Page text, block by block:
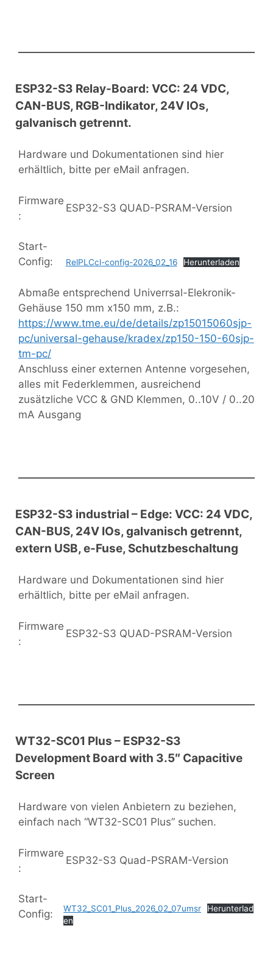
ESP32-S3 Relay-Board: VCC: 24 VDC,
CAN-BUS, RGB-Indikator, 24V IOs,
galvanisch getrennt.
Hardware und Dokumentationen sind hier
erhältlich, bitte per eMail anfragen.
Firmware
:
ESP32-S3 QUAD-PSRAM-Version
Start-
Config:
RelPLCcl-config-2026_02_16 Herunterladen
Abmaße entsprechend Univerrsal-Elekronik-
Gehäuse 150 mm x150 mm, z.B.:
https://www.tme.eu/de/details/zp15015060sjp-
pc/universal-gehause/kradex/zp150-150-60sjp-
tm-pc/
Anschluss einer externen Antenne vorgesehen,
alles mit Federklemmen, ausreichend
zusätzliche VCC & GND Klemmen, 0..10V / 0..20
mA Ausgang
ESP32-S3 industrial – Edge: VCC: 24 VDC,
CAN-BUS, 24V IOs, galvanisch getrennt,
extern USB, e-Fuse, Schutzbeschaltung
Hardware und Dokumentationen sind hier
erhältlich, bitte per eMail anfragen.
Firmware
:
ESP32-S3 QUAD-PSRAM-Version
WT32-SC01 Plus – ESP32-S3
Development Board with 3.5″ Capacitive
Screen
Hardware von vielen Anbietern zu beziehen,
einfach nach “WT32-SC01 Plus” suchen.
Firmware
:
ESP32-S3 Quad-PSRAM-Version
Start-
Config:
WT32_SC01_Plus_2026_02_07umsr
Herunterlad
en